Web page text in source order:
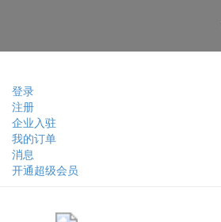
登录
注册
企业入驻
我的订单
消息
开通超级会员